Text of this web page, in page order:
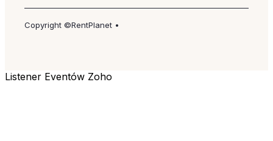
Copyright ©RentPlanet •
Listener Eventów Zoho